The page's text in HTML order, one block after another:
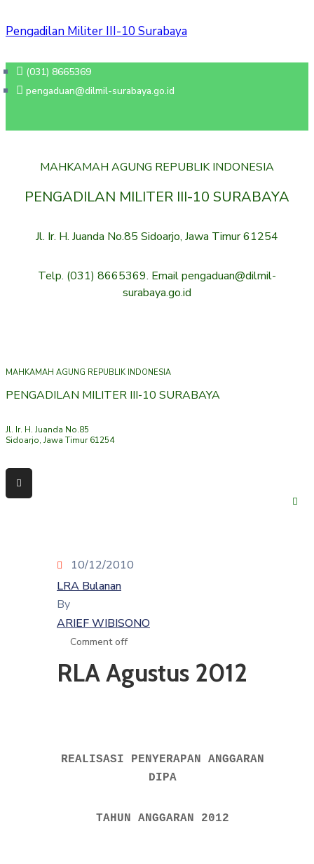
Pengadilan Militer III-10 Surabaya
(031) 8665369
pengaduan@dilmil-surabaya.go.id
MAHKAMAH AGUNG REPUBLIK INDONESIA
PENGADILAN MILITER III-10 SURABAYA
Jl. Ir. H. Juanda No.85 Sidoarjo, Jawa Timur 61254
Telp. (031) 8665369. Email pengaduan@dilmil-
surabaya.go.id
MAHKAMAH AGUNG REPUBLIK INDONESIA
PENGADILAN MILITER III-10 SURABAYA
Jl. Ir. H. Juanda No.85
Sidoarjo, Jawa Timur 61254
BERANDA
TENTANG
LAYANAN
KINERJA
HUBUNGI
Beranda
Tentang
Layanan
Kinerja
Galeri
Hubungi
10/12/2010
LRA Bulanan
By
ARIEF WIBISONO
Comment off
RLA Agustus 2012
REALISASI PENYERAPAN ANGGARAN
DIPA
TAHUN ANGGARAN 2012